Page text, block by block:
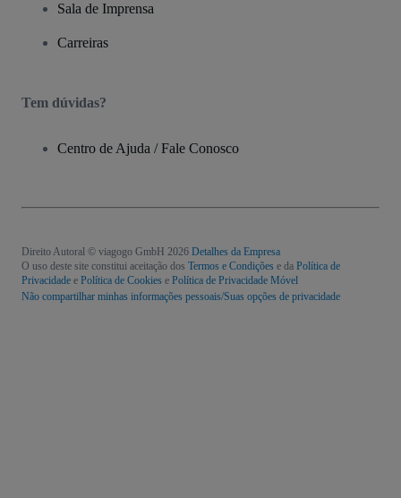
Sala de Imprensa
Carreiras
Tem dúvidas?
Centro de Ajuda / Fale Conosco
Direito Autoral © viagogo GmbH 2026 Detalhes da Empresa
O uso deste site constitui aceitação dos Termos e Condições e da Política de
Privacidade e Política de Cookies e Política de Privacidade Móvel
Não compartilhar minhas informações pessoais/Suas opções de privacidade